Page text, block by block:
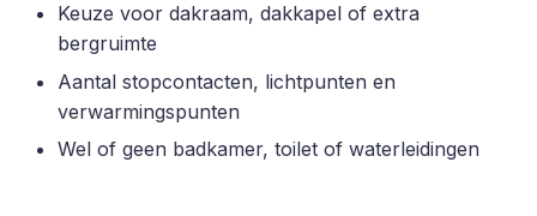
Keuze voor dakraam, dakkapel of extra
bergruimte
Aantal stopcontacten, lichtpunten en
verwarmingspunten
Wel of geen badkamer, toilet of waterleidingen